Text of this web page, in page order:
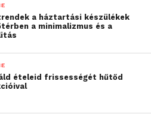
motorizálja a
a háztartási készülékek
a minimalizmus és a
ételeid frissességét hűtőd